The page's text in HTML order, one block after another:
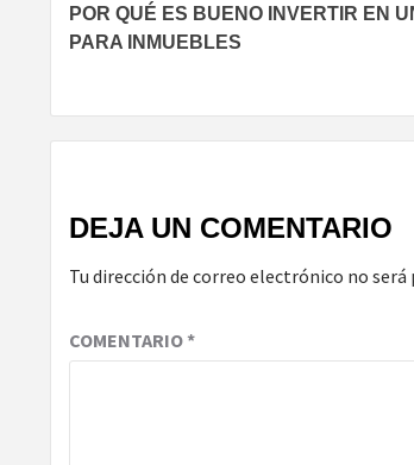
navigation
POR QUÉ ES BUENO INVERTIR EN
PARA INMUEBLES
DEJA UN COMENTARIO
Tu dirección de correo electrónico no será
COMENTARIO*